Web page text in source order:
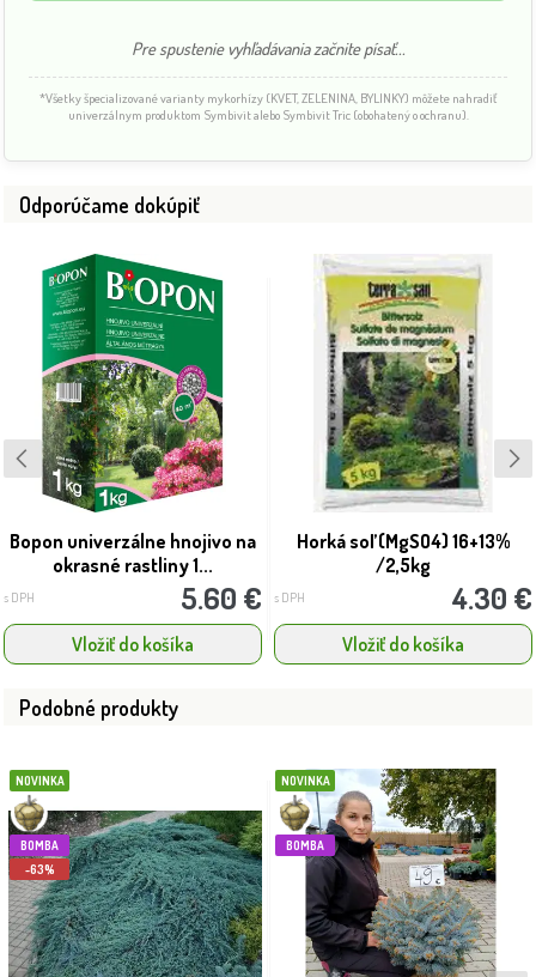
Pre spustenie vyhľadávania začnite písať...
*Všetky špecializované varianty mykorhízy (KVET, ZELENINA, BYLINKY) môžete nahradiť
univerzálnym produktom Symbivit alebo Symbivit Tric (obohatený o ochranu).
Odporúčame dokúpiť
Bopon univerzálne hnojivo na
okrasné rastliny 1...
s DPH 5.60 €
Vložiť do košíka
Horká soľ (MgSO4) 16+13%
/2,5kg
s DPH 4.30 €
Vložiť do košíka
Podobné produkty
NOVINKA
BOMBA
-63%
NOVINKA
BOMBA